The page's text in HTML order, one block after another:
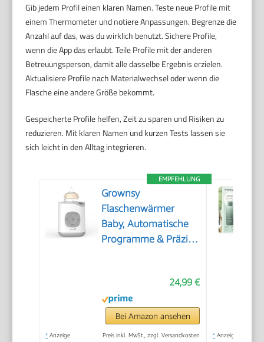
Gib jedem Profil einen klaren Namen. Teste neue Profile mit
einem Thermometer und notiere Anpassungen. Begrenze die
Anzahl auf das, was du wirklich benutzt. Sichere Profile,
wenn die App das erlaubt. Teile Profile mit der anderen
Betreuungsperson, damit alle dasselbe Ergebnis erzielen.
Aktualisiere Profile nach Materialwechsel oder wenn die
Flasche eine andere Größe bekommt.
Gespeicherte Profile helfen, Zeit zu sparen und Risiken zu
reduzieren. Mit klaren Namen und kurzen Tests lassen sie
sich leicht in den Alltag integrieren.
EMPFEHLUNG
Grownsy
Flaschenwärmer
Baby, Automatische
Programme & Präzise
24,99 €
Bei Amazon ansehen
* Anzeige Preis inkl. MwSt., zzgl. Versandkosten * Anzeige